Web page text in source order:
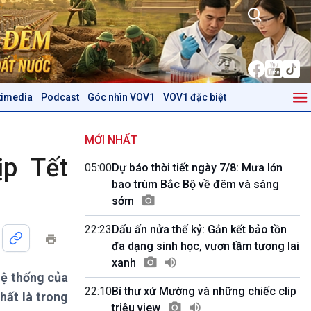
Podcast Góc nhìn VOV1 VOV1 đặc biệt
Trước giờ mở cửa
Dòng chảy Kinh tế
Tuyên chiến với gian lận
thương mại
Mùa vàng
Biển đảo Việt Nam
Tìm hiểu biển, đảo Việt
Nam
Podcast
Góc nhìn VOV1
Bình luận
Tết
thống của
là trong
MỚI NHẤT
05:00Dự báo thời tiết ngày 7/8: Mưa lớn
bao trùm Bắc Bộ về đêm và sáng
sớm
22:23Dấu ấn nửa thế kỷ: Gắn kết bảo tồn
đa dạng sinh học, vươn tầm tương lai
xanh
22:10Bí thư xứ Mường và những chiếc clip
triệu view